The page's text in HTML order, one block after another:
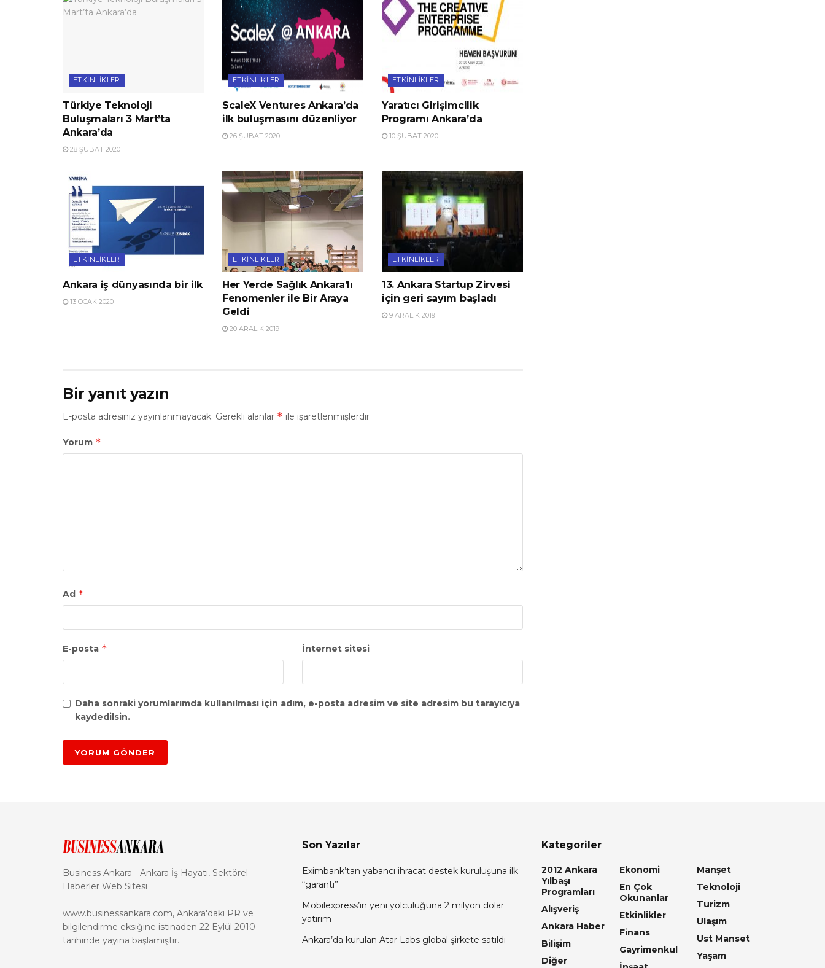
ETKINLIKLER
Türkiye Teknoloji
Buluşmaları 3 Mart’ta
Ankara’da
28 ŞUBAT 2020
ETKINLIKLER
ScaleX Ventures Ankara’da
ilk buluşmasını düzenliyor
26 ŞUBAT 2020
ETKINLIKLER
Yaratıcı Girişimcilik
Programı Ankara’da
10 ŞUBAT 2020
ETKINLIKLER
Ankara iş dünyasında bir ilk
13 OCAK 2020
ETKINLIKLER
Her Yerde Sağlık Ankara’lı
Fenomenler ile Bir Araya
Geldi
20 ARALIK 2019
ETKINLIKLER
13. Ankara Startup Zirvesi
için geri sayım başladı
9 ARALIK 2019
Bir yanıt yazın
E-posta adresiniz yayınlanmayacak. Gerekli alanlar * ile işaretlenmişlerdir
Yorum *
Ad *
E-posta * İnternet sitesi
Daha sonraki yorumlarımda kullanılması için adım, e-posta adresim ve site adresim bu tarayıcıya
kaydedilsin.
Business Ankara - Ankara İş Hayatı, Sektörel
Haberler Web Sitesi
www.businessankara.com, Ankara'daki PR ve
bilgilendirme eksiğine istinaden 22 Eylül 2010
tarihinde yayına başlamıştır.
Son Yazılar
Eximbank’tan yabancı ihracat destek kuruluşuna ilk
“garanti”
Mobilexpress’in yeni yolculuğuna 2 milyon dolar
yatırım
Ankara’da kurulan Atar Labs global şirkete satıldı
Kategoriler
2012 Ankara
Yılbaşı
Programları
Alışveriş
Ankara Haber
Bilişim
Diğer
Ekonomi
En Çok
Okunanlar
Etkinlikler
Finans
Gayrimenkul
Manşet
Teknoloji
Turizm
Ulaşım
Ust Manset
Yaşam